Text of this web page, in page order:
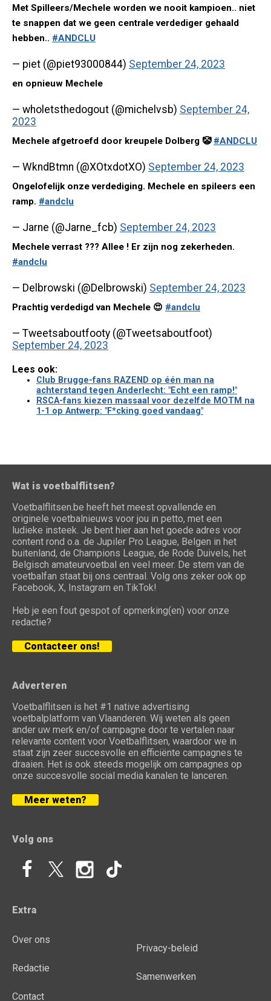
Met Spilleers/Mechele worden we nooit kampioen.. niet
te snappen dat we geen centrale verdediger gehaald
hebben.. #ANDCLU
— piet (@piet93000844) September 24, 2023
en opnieuw Mechele
— wholetsthedogout (@michelvsb) September 24,
2023
Mechele afgetroefd door kreupele Dolberg 🤡 #ANDCLU
— WkndBtmn (@XOtxdotXO) September 24, 2023
Ongelofelijk onze verdediging. Mechele en spileers een
ramp. #andclu
— Jarne (@Jarne_fcb) September 24, 2023
Mechele verrast ??? Allee ! Er zijn nog zekerheden.
#andclu
— Delbrowski (@Delbrowski) September 24, 2023
Prachtig verdedigd van Mechele 😍 #andclu
— Tweetsaboutfooty (@Tweetsaboutfoot)
September 24, 2023
Lees ook:
Club Brugge-fans RAZEND op één man na
achterstand tegen Anderlecht: "Echt een ramp!"
RSCA-fans kiezen massaal voor dezelfde MOTM na
1-1 op Antwerp: "F*cking goed vandaag"
Wat is voetbalflitsen?
Voetbalflitsen.be heeft het meest opvallende en
originele voetbalnieuws voor jou in petto, met een
ludieke insteek. Je bent hier aan het goede adres voor
content rond o.a. de Jupiler Pro League, Belgen in het
buitenland, de Champions League, de Rode Duivels, het
Belgisch amateurvoetbal en veel meer. De stem van de
voetbalfan staat bij ons centraal. Volg ons zeker ook op
Facebook, X, Instagram en TikTok!
Heb je een fout gespot of opmerking(en) voor onze
redactie?
Contacteer ons!
Adverteren
Voetbalflitsen is het #1 native advertising
voetbalplatform van Vlaanderen. Wij weten als geen
ander uw merk en/of campagne door te vertalen naar
relevante content voor Voetbalflitsen, waardoor we in
staat zijn zeer succesvolle en efficiënte campagnes te
draaien. Het is ook steeds mogelijk om campagnes op
onze succesvolle social media kanalen te lanceren.
Meer weten?
Volg ons
Extra
Over ons
Redactie
Contact
Privacy-beleid
Samenwerken